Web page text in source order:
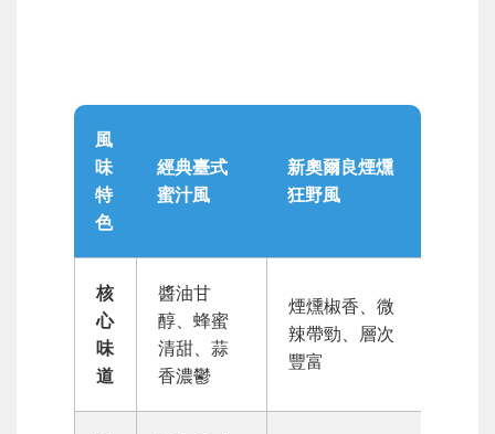
風
味
特
色
經典臺式
蜜汁風
新奧爾良煙燻
狂野風
核
心
味
道
醬油甘
醇、蜂蜜
清甜、蒜
香濃鬱
煙燻椒香、微
辣帶勁、層次
豐富